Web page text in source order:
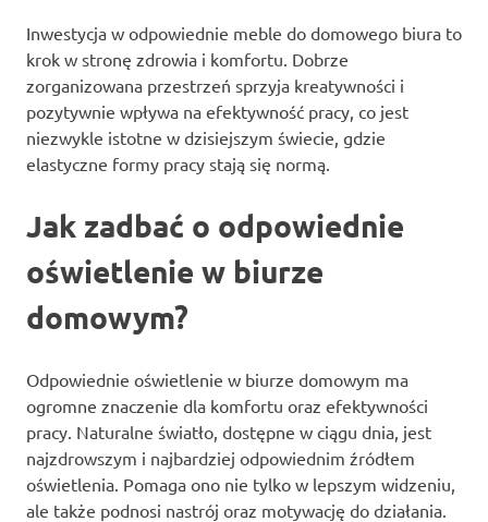
Inwestycja w odpowiednie meble do domowego biura to
krok w stronę zdrowia i komfortu. Dobrze
zorganizowana przestrzeń sprzyja kreatywności i
pozytywnie wpływa na efektywność pracy, co jest
niezwykle istotne w dzisiejszym świecie, gdzie
elastyczne formy pracy stają się normą.
Jak zadbać o odpowiednie
oświetlenie w biurze
domowym?
Odpowiednie oświetlenie w biurze domowym ma
ogromne znaczenie dla komfortu oraz efektywności
pracy. Naturalne światło, dostępne w ciągu dnia, jest
najzdrowszym i najbardziej odpowiednim źródłem
oświetlenia. Pomaga ono nie tylko w lepszym widzeniu,
ale także podnosi nastrój oraz motywację do działania.